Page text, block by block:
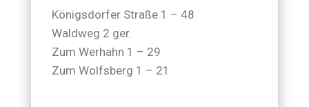
Königsdorfer Straße 1 – 48
Waldweg 2 ger.
Zum Werhahn 1 – 29
Zum Wolfsberg 1 – 21